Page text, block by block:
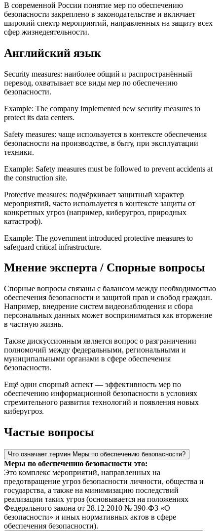
В современной России понятие мер по обеспечению
безопасности закреплено в законодательстве и включает
широкий спектр мероприятий, направленных на защиту всех
сфер жизнедеятельности.
Английский язык
Security measures: наиболее общий и распространённый
перевод, охватывает все виды мер по обеспечению
безопасности.
Example: The company implemented new security measures to
protect its data centers.
Safety measures: чаще используется в контексте обеспечения
безопасности на производстве, в быту, при эксплуатации
техники.
Example: Safety measures must be followed to prevent accidents at
the construction site.
Protective measures: подчёркивает защитный характер
мероприятий, часто используется в контексте защиты от
конкретных угроз (например, киберугроз, природных
катастроф).
Example: The government introduced protective measures to
safeguard critical infrastructure.
Мнение эксперта / Спорные вопросы
Спорные вопросы связаны с балансом между необходимостью
обеспечения безопасности и защитой прав и свобод граждан.
Например, внедрение систем видеонаблюдения и сбора
персональных данных может восприниматься как вторжение
в частную жизнь.
Также дискуссионным является вопрос о разграничении
полномочий между федеральными, региональными и
муниципальными органами в сфере обеспечения
безопасности.
Ещё один спорный аспект — эффективность мер по
обеспечению информационной безопасности в условиях
стремительного развития технологий и появления новых
киберугроз.
Частые вопросы
Что означает термин Меры по обеспечению безопасности?
Меры по обеспечению безопасности это:
Это комплекс мероприятий, направленных на
предотвращение угроз безопасности личности, общества и
государства, а также на минимизацию последствий
реализации таких угроз (основывается на положениях
Федерального закона от 28.12.2010 № 390-ФЗ «О
безопасности» и иных нормативных актов в сфере
обеспечения безопасности).